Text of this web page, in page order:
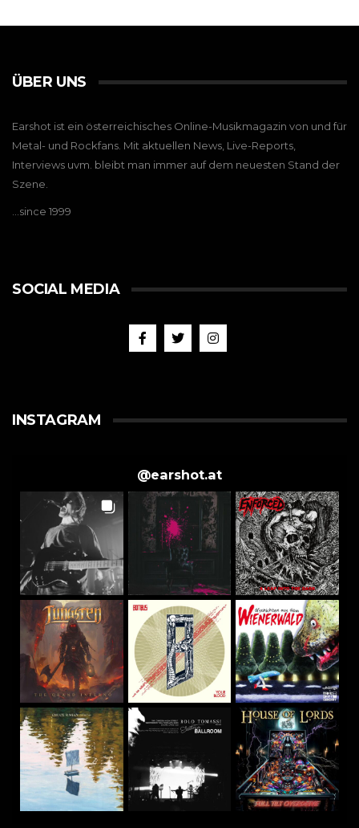
ÜBER UNS
Earshot ist ein österreichisches Online-Musikmagazin von und für
Metal- und Rockfans. Mit aktuellen News, Live-Reports,
Interviews uvm. bleibt man immer auf dem neuesten Stand der
Szene.
…since 1999
SOCIAL MEDIA
INSTAGRAM
@earshot.at